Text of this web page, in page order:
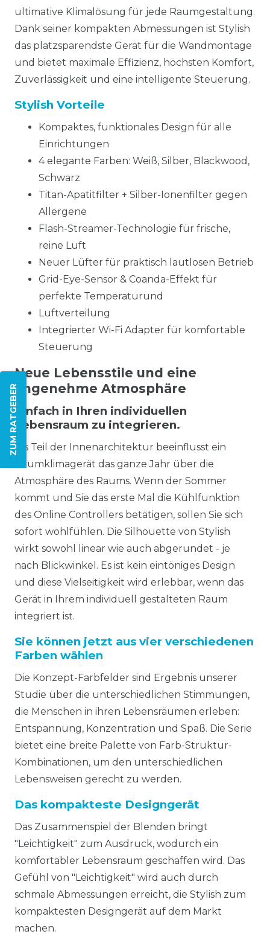
ZUM RATGEBER
ultimative Klimalösung für jede Raumgestaltung.
Dank seiner kompakten Abmessungen ist Stylish
das platzsparendste Gerät für die Wandmontage
und bietet maximale Effizienz, höchsten Komfort,
Zuverlässigkeit und eine intelligente Steuerung.
Stylish Vorteile
Kompaktes, funktionales Design für alle
Einrichtungen
4 elegante Farben: Weiß, Silber, Blackwood,
Schwarz
Titan-Apatitfilter + Silber-Ionenfilter gegen
Allergene
Flash-Streamer-Technologie für frische,
reine Luft
Neuer Lüfter für praktisch lautlosen Betrieb
Grid-Eye-Sensor & Coanda-Effekt für
perfekte Temperaturund
Luftverteilung
Integrierter Wi-Fi Adapter für komfortable
Steuerung
Neue Lebensstile und eine
angenehme Atmosphäre
Einfach in Ihren individuellen
Lebensraum zu integrieren.
Als Teil der Innenarchitektur beeinflusst ein
Raumklimagerät das ganze Jahr über die
Atmosphäre des Raums. Wenn der Sommer
kommt und Sie das erste Mal die Kühlfunktion
des Online Controllers betätigen, sollen Sie sich
sofort wohlfühlen. Die Silhouette von Stylish
wirkt sowohl linear wie auch abgerundet - je
nach Blickwinkel. Es ist kein eintöniges Design
und diese Vielseitigkeit wird erlebbar, wenn das
Gerät in Ihrem individuell gestalteten Raum
integriert ist.
Sie können jetzt aus vier verschiedenen
Farben wählen
Die Konzept-Farbfelder sind Ergebnis unserer
Studie über die unterschiedlichen Stimmungen,
die Menschen in ihren Lebensräumen erleben:
Entspannung, Konzentration und Spaß. Die Serie
bietet eine breite Palette von Farb-Struktur-
Kombinationen, um den unterschiedlichen
Lebensweisen gerecht zu werden.
Das kompakteste Designgerät
Das Zusammenspiel der Blenden bringt
"Leichtigkeit" zum Ausdruck, wodurch ein
komfortabler Lebensraum geschaffen wird. Das
Gefühl von "Leichtigkeit" wird auch durch
schmale Abmessungen erreicht, die Stylish zum
kompaktesten Designgerät auf dem Markt
machen.